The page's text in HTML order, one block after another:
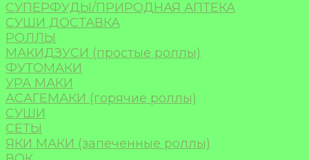
СУПЕРФУДЫ/ПРИРОДНАЯ АПТЕКА
СУШИ ДОСТАВКА
РОЛЛЫ
МАКИДЗУСИ (простые роллы)
ФУТОМАКИ
УРА МАКИ
АСАГЕМАКИ (горячие роллы)
СУШИ
СЕТЫ
ЯКИ МАКИ (запеченные роллы)